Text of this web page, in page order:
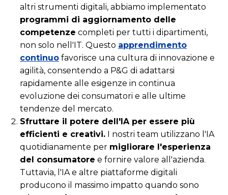
altri strumenti digitali, abbiamo implementato
programmi di aggiornamento delle
competenze completi per tutti i dipartimenti,
non solo nell'IT. Questo apprendimento
continuo favorisce una cultura di innovazione e
agilità, consentendo a P&G di adattarsi
rapidamente alle esigenze in continua
evoluzione dei consumatori e alle ultime
tendenze del mercato.
Sfruttare il potere dell'IA per essere più
efficienti e creativi. I nostri team utilizzano l'IA
quotidianamente per migliorare l'esperienza
del consumatore e fornire valore all'azienda.
Tuttavia, l'IA e altre piattaforme digitali
producono il massimo impatto quando sono